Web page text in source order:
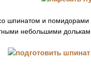
шпинатом и
небольшими